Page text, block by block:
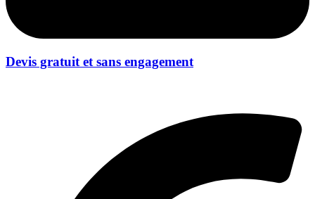
Devis gratuit et sans engagement